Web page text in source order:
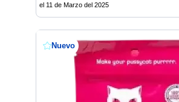
el 11 de Marzo del 2025
Nuevo